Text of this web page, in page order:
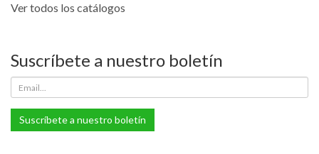
Ver todos los catálogos
Suscríbete a nuestro boletín
Suscríbete a nuestro boletín